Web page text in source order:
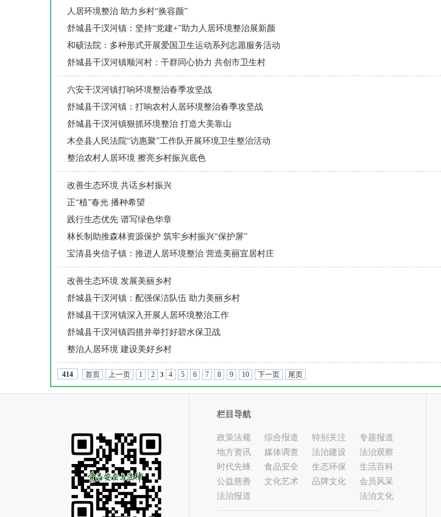
人居环境整治 助力乡村“换容颜”
舒城县干汊河镇：坚持“党建+”助力人居环境整治展新颜
和硕法院：多种形式开展爱国卫生运动系列志愿服务活动
舒城县干汊河镇顺河村：干群同心协力 共创市卫生村
六安干汊河镇打响环境整治春季攻坚战
舒城县干汊河镇：打响农村人居环境整治春季攻坚战
舒城县干汊河镇狠抓环境整治 打造大美靠山
木垒县人民法院“访惠聚”工作队开展环境卫生整治活动
整治农村人居环境 擦亮乡村振兴底色
改善生态环境 共话乡村振兴
正“植”春光 播种希望
践行生态优先 谱写绿色华章
林长制助推森林资源保护 筑牢乡村振兴“保护屏”
宝清县夹信子镇：推进人居环境整治 营造美丽宜居村庄
改善生态环境 发展美丽乡村
舒城县干汊河镇：配强保洁队伍 助力美丽乡村
舒城县干汊河镇深入开展人居环境整治工作
舒城县干汊河镇四措并举打好碧水保卫战
整治人居环境 建设美好乡村
414 首页 上一页 1 2 3 4 5 6 7 8 9 10 下一页 尾页
栏目导航
政策法规 综合报道 特别关注
专题报道
地方资讯
媒体调查 法治建设
法治观察
时代先锋
食品安全 生态环保
生活百科
公益慈善
文化艺术 品牌文化
会员风采
法治报道
法治文化